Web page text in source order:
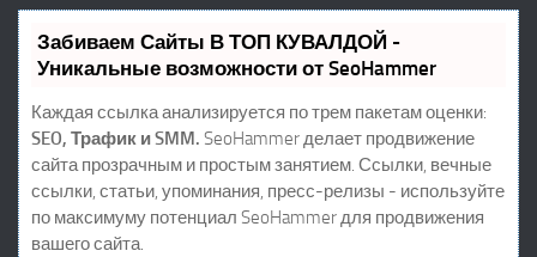
Забиваем Сайты В ТОП КУВАЛДОЙ -
Уникальные возможности от SeoHammer
Каждая ссылка анализируется по трем пакетам оценки:
SEO, Трафик и SMM. SeoHammer делает продвижение
сайта прозрачным и простым занятием. Ссылки, вечные
ссылки, статьи, упоминания, пресс-релизы - используйте
по максимуму потенциал SeoHammer для продвижения
вашего сайта.